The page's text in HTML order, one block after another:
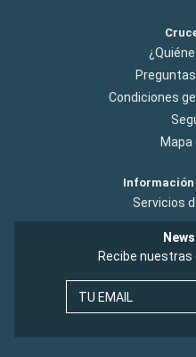
Condiciones
Mapa
Servicios
Recibe
TU EMAIL